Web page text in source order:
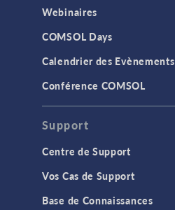
Webinaires
COMSOL Days
Calendrier des Evènements
Conférence COMSOL
Support
Centre de Support
Vos Cas de Support
Base de Connaissances